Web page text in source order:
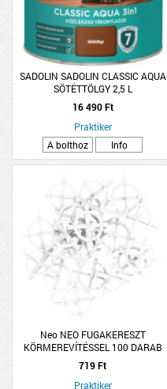
SADOLIN SADOLIN CLASSIC AQUA
SÖTÉTTÖLGY 2,5 L
16 490 Ft
Praktiker
A bolthoz
Info
Neo NEO FUGAKERESZT
KÖRMEREVÍTÉSSEL 100 DARAB
1,5MM
719 Ft
Praktiker